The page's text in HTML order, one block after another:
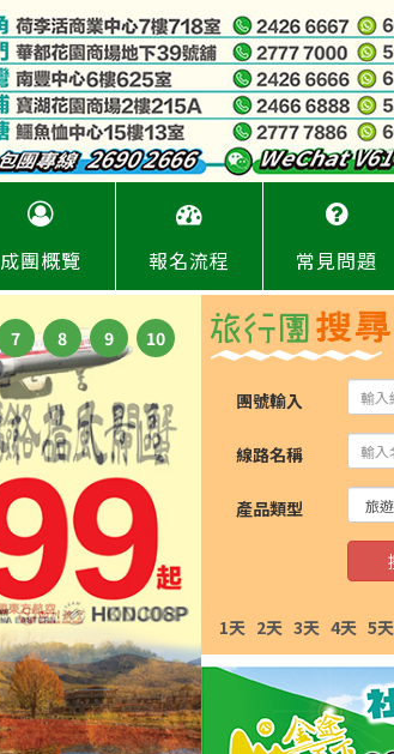
成團概覽 報名流程 常見問題
7 8 9 10
團號輸入
線路名稱
產品類型
1天 2天 3天 4天 5